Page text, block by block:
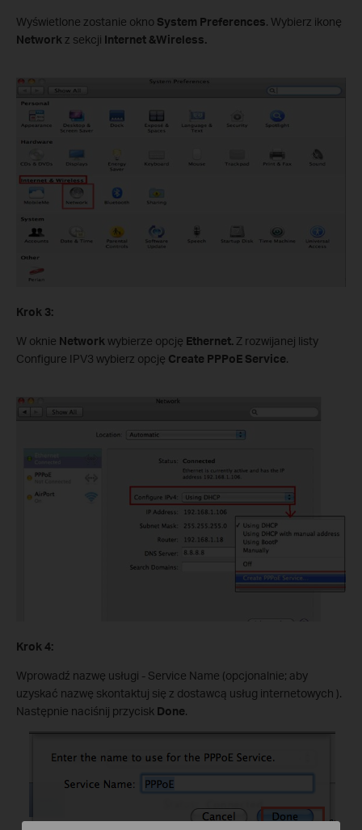
Wyświetlone zostanie okno System Preferences. Wybierz ikonę
Network z sekcji Internet &Wireless.
Krok 3:
W oknie Network wybierze opcję Ethernet. Z rozwijanej listy
Configure IPV3 wybierz opcję Create PPPoE Service.
Krok 4:
Wprowadź nazwę usługi - Service Name (opcjonalnie; aby
uzyskać nazwę skontaktuj się z dostawcą usług internetowych ).
Następnie naciśnij przycisk Done.